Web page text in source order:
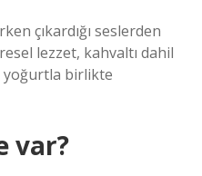
çıkardığı seslerden
lezzet, kahvaltı dahil
yoğurtla birlikte
var?